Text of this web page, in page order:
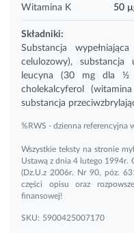
Witamina K 50
Składniki:
Substancja
celulozowy),
leucyna (30 mg dla
cholekalcyferol (
substancja
%RWS - dzienna referencyjna
Wszystkie teksty na stronie
Ustawą z dnia 4 lutego 1994r.
(Dz.U.z 2006r. Nr 90, póz.
części opisu oraz
finansowej!
SKU: 5900425007170